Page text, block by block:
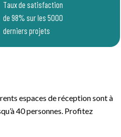
Taux de satisfaction
de 98% sur les 5000
derniers projets
espaces de réception sont à
40 personnes. Profitez